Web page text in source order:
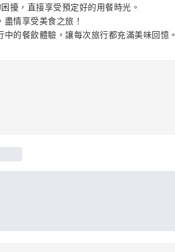
擾，直接享受預定好的用餐時光。
情享受美食之旅！
的餐飲體驗，讓每次旅行都充滿美味回憶。